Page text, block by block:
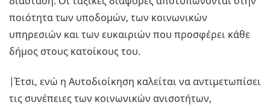
ποιότητα των υποδομών, των κοινωνικών
υπηρεσιών και των ευκαιριών που προσφέρει κάθε
δήμος στους κατοίκους του.
|Έτσι, ενώ η Αυτοδιοίκηση καλείται να αντιμετωπίσει
τις συνέπειες των κοινωνικών ανισοτήτων,